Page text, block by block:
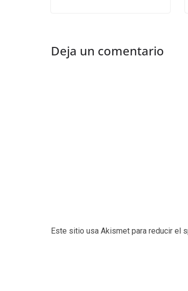
Deja un comentario
Este sitio usa Akismet para reducir el